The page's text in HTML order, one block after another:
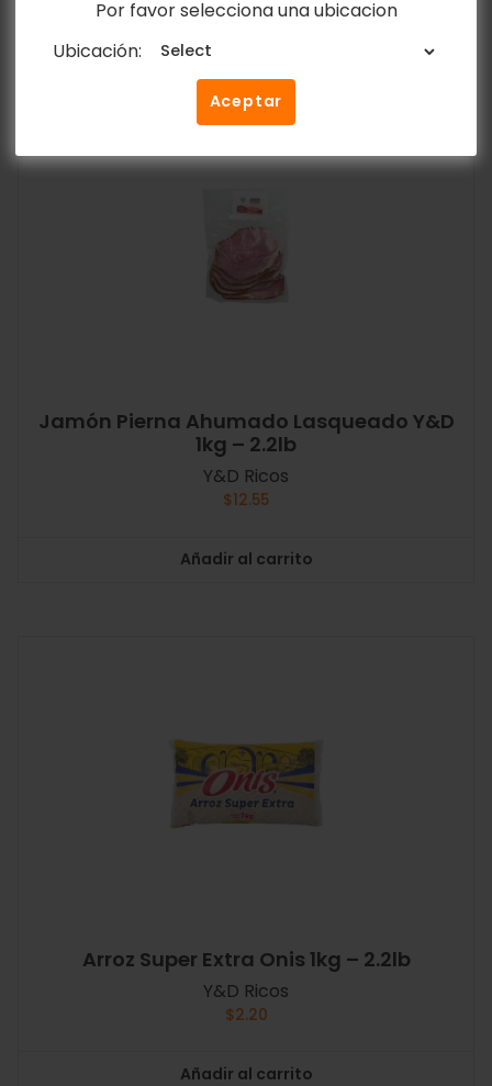
Por favor selecciona una ubicacion
Ubicación:
Aceptar
Añadir al carrito
Jamón Pierna Ahumado Lasqueado Y&D
1kg – 2.2lb
Y&D Ricos
$12.55
Añadir al carrito
Arroz Super Extra Onis 1kg – 2.2lb
Y&D Ricos
$2.20
Añadir al carrito